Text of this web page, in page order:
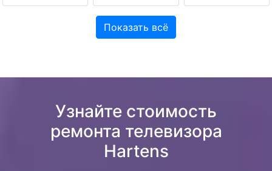
Показать всё
Узнайте стоимость
ремонта телевизора
Hartens